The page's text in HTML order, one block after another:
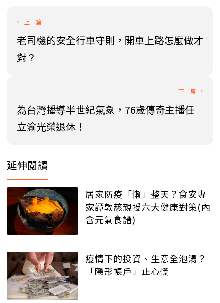
老司機的安全行車守則，開車上路怎麼做才
對？
為台灣播導半世紀氣象，76歲傳奇主播任
立渝光榮退休！
延伸閱讀
居家防疫「懶」整天？食安專
家譚敦慈親授六大健康對策(內
含元氣食譜)
疫情下的投資、生意全泡湯？
「隱形帳戶」止心慌